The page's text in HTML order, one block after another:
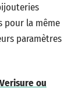
pour la même
paramètres
ou